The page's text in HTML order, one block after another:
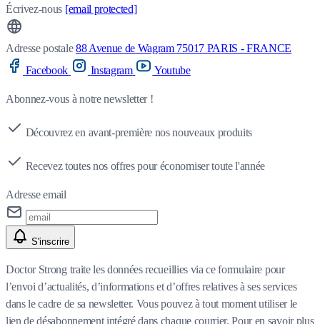
Écrivez-nous [email protected]
Adresse postale 88 Avenue de Wagram 75017 PARIS - FRANCE
Facebook
Instagram Youtube
Abonnez-vous à notre newsletter !
Découvrez en avant-première nos nouveaux produits
Recevez toutes nos offres pour économiser toute l'année
Adresse email
S'inscrire
Doctor Strong traite les données recueillies via ce formulaire pour
l’envoi d’actualités, d’informations et d’offres relatives à ses services
dans le cadre de sa newsletter. Vous pouvez à tout moment utiliser le
lien de désabonnement intégré dans chaque courrier. Pour en savoir plus